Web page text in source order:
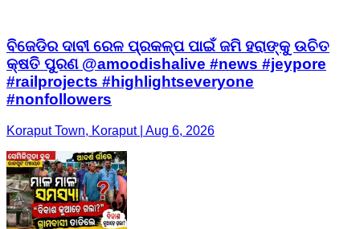
ବିଜେଡିର ଦାବୀ ରେଳ ପ୍ରକଳ୍ପ ପାଇଁ ଜମି ହରାଙ୍କୁ ଉଚିତ
କ୍ଷତି ପୁରଣ @amoodishalive #news #jeypore
#railprojects #highlightseveryone
#nonfollowers
Koraput Town, Koraput | Aug 6, 2026